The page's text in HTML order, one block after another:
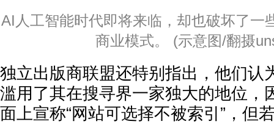
AI人工智能时代即将来临，却也破坏了一
商业模式。 (示意图/翻摄
独立出版商联盟还特别指出，他们认
滥用了其在搜寻界一家独大的地位，
面上宣称“网站可选择不被索引”，但